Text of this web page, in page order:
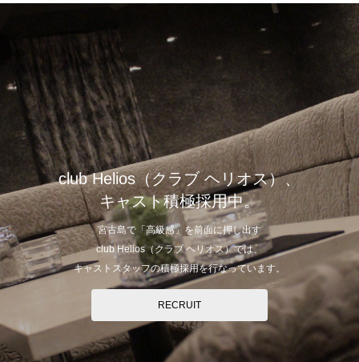
club Helios（クラブ ヘリオス）、
キャスト積極採用中。
宮古島で「高級感」を前面に押し出す
club Helios（クラブ ヘリオス）では、
キャストスタッフの積極採用を行なっています。
RECRUIT